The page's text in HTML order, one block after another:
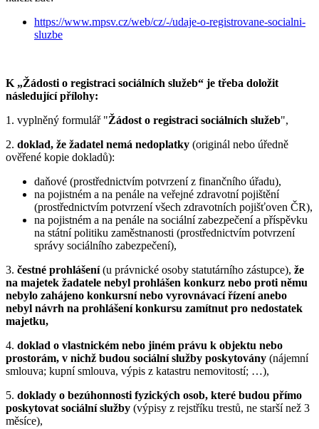
https://www.mpsv.cz/web/cz/-/udaje-o-registrovane-socialni-
sluzbe
K „Žádosti o registraci sociálních služeb“ je třeba doložit
následující přílohy:
1. vyplněný formulář "Žádost o registraci sociálních služeb",
2. doklad, že žadatel nemá nedoplatky (originál nebo úředně
ověřené kopie dokladů):
daňové (prostřednictvím potvrzení z finančního úřadu),
na pojistném a na penále na veřejné zdravotní pojištění
(prostřednictvím potvrzení všech zdravotních pojišťoven ČR),
na pojistném a na penále na sociální zabezpečení a příspěvku
na státní politiku zaměstnanosti (prostřednictvím potvrzení
správy sociálního zabezpečení),
3. čestné prohlášení(u právnické osoby statutárního zástupce), že
na majetek žadatele nebyl prohlášen konkurz nebo proti němu
nebylo zahájeno konkursní nebo vyrovnávací řízení anebo
nebyl návrh na prohlášení konkursu zamítnut pro nedostatek
majetku,
4. doklad o vlastnickém nebo jiném právu k objektu nebo
prostorám, v nichž budou sociální služby poskytovány (nájemní
smlouva; kupní smlouva, výpis z katastru nemovitostí; …),
5. doklady o bezúhonnosti fyzických osob, které budou přímo
poskytovat sociální služby (výpisy z rejstříku trestů, ne starší než 3
měsíce),